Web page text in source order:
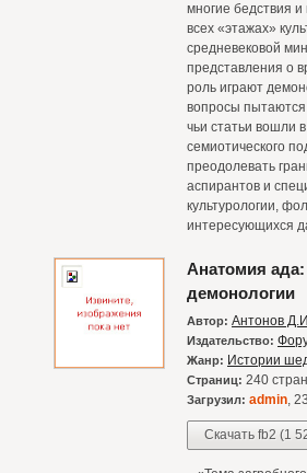
многие бедствия
всех «этажах»
средневековой
представления о
роль играют
вопросы
чьи статьи вошли
семиотического
преодолевать
аспирантов и
культурологии,
интересующихся
Анатомия ада:
демонологии
Автор: Антонов
Издательство:
Жанр: Истории
Страниц: 240
Загрузил: admin,
Скачать fb2 (1